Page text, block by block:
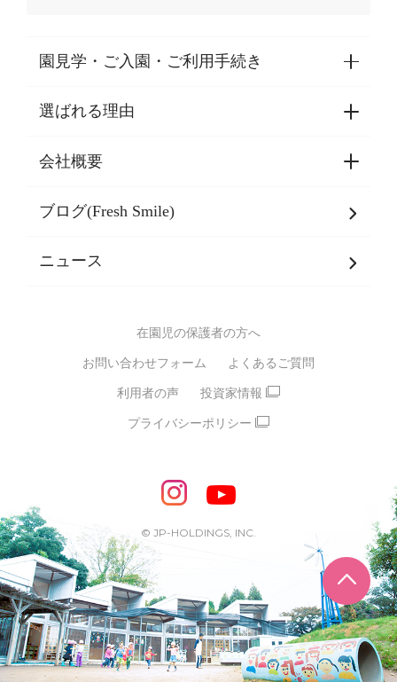
ページ
園見学・ご入園・ご利用手続き
園見学・ご入園・ご利用手続き
東京都認証保育所空き状況
選ばれる理由
選ばれる理由一覧
乳児期・幼児期・
バイリンガル保育園
スポーツ保育園
モンテッソーリ式保育園
STEAMS保育・学童
えいご
めざせ！バイリンガル！
めざせ！アスリート教室
ピアノ教室♪ ドレミっこ
めざせ!HIPHOPダンサー!
輝け！チアリーダー
学童期向けプログラム
SDGs・異文化交流など
会社概要
会社概要
SDGsについて
ブログ(Fresh Smile)
ニュース
在園児の保護者の方へ
お問い合わせフォーム よくあるご質問
利用者の声 投資家情報
プライバシーポリシー
© JP-HOLDINGS, INC.